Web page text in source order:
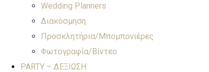
Wedding Planners
Διακόσμηση
Προσκλητήρια/Μπομπονιέρες
Φωτογραφία/Βίντεο
PARTY – ΔΕΞΙΩΣΗ